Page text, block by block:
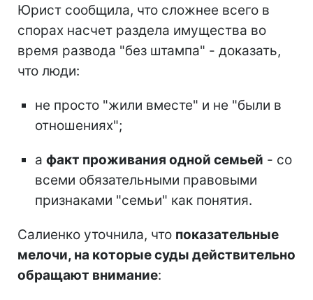
Юрист сообщила, что сложнее всего в
спорах насчет раздела имущества во
время развода "без штампа" - доказать,
что люди:
не просто "жили вместе" и не "были в
отношениях";
а факт проживания одной семьей - со
всеми обязательными правовыми
признаками "семьи" как понятия.
Салиенко уточнила, что показательные
мелочи, на которые суды действительно
обращают внимание: